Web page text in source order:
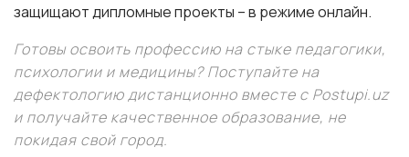
защищают дипломные проекты – в режиме онлайн.
Готовы освоить профессию на стыке педагогики,
психологии и медицины? Поступайте на
дефектологию дистанционно вместе с Postupi.uz
и получайте качественное образование, не
покидая свой город.